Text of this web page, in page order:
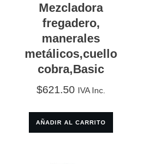
Mezcladora
fregadero,
manerales
metálicos,cuello
cobra,Basic
$621.50 IVA Inc.
AÑADIR AL CARRITO